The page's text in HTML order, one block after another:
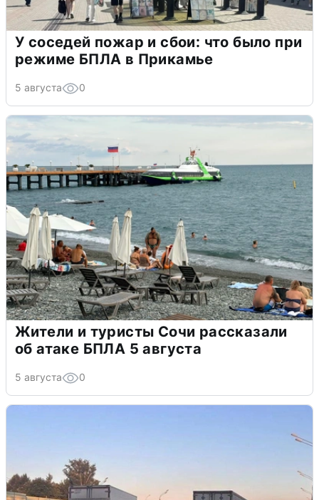
У соседей пожар и сбои: что было при
режиме БПЛА в Прикамье
5 августа 0
Жители и туристы Сочи рассказали
об атаке БПЛА 5 августа
5 августа 0